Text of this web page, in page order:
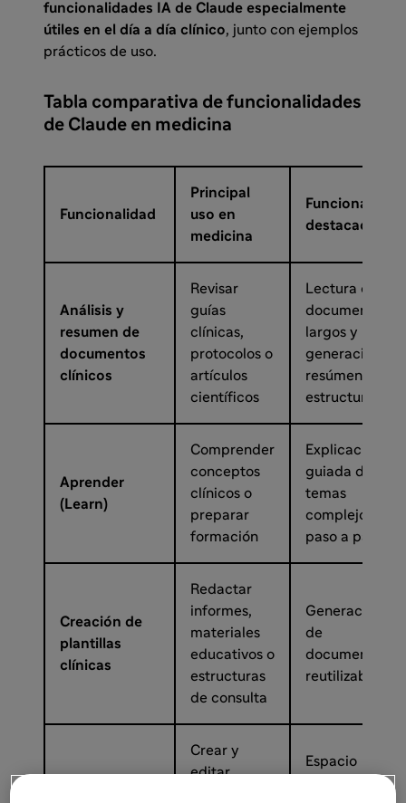
funcionalidades IA de Claude especialmente
útiles en el día a día clínico, junto con ejemplos
prácticos de uso.
Tabla comparativa de funcionalidades
de Claude en medicina
Funcionalidad
Principal
uso en
medicina
Funcionalidad
destacada
Análisis y
resumen de
documentos
clínicos
Revisar
guías
clínicas,
protocolos o
artículos
científicos
Lectura de
documentos
largos y
generación de
resúmenes
estructurados
Aprender
(Learn)
Comprender
conceptos
clínicos o
preparar
formación
Explicación
guiada de
temas
complejos
paso a paso
Creación de
plantillas
clínicas
Redactar
informes,
materiales
educativos o
estructuras
de consulta
Generación
de
documentos
reutilizables
Crear y
editar
Espacio